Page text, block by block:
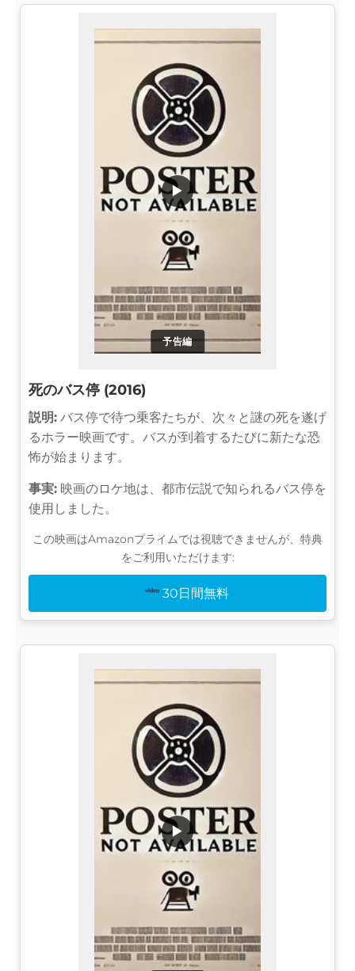
予告編
▶
死のバス停 (2016)
説明: バス停で待つ乗客たちが、次々と謎の死を遂げ
るホラー映画です。バスが到着するたびに新たな恐
怖が始まります。
事実: 映画のロケ地は、都市伝説で知られるバス停を
使用しました。
この映画はAmazonプライムでは視聴できませんが、特典
をご利用いただけます:
30日間無料
▶